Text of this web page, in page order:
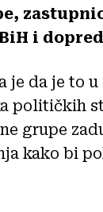
i
je da je to
političkih
grupe
kako bi